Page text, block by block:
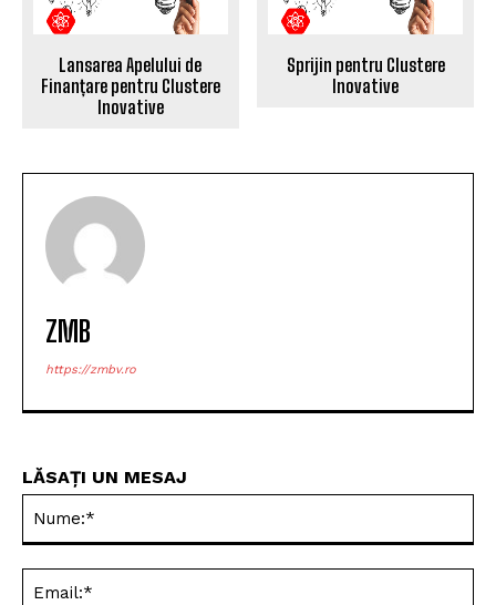
Lansarea Apelului de
Finanțare pentru Clustere
Inovative
Sprijin pentru Clustere
Inovative
ZMB
https://zmbv.ro
LĂSAȚI UN MESAJ